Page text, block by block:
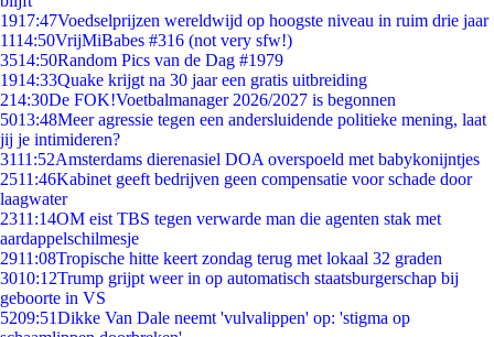
1917:47Voedselprijzen wereldwijd op hoogste niveau in ruim drie jaar
1114:50VrijMiBabes #316 (not very sfw!)
3514:50Random Pics van de Dag #1979
1914:33Quake krijgt na 30 jaar een gratis uitbreiding
214:30De FOK!Voetbalmanager 2026/2027 is begonnen
5013:48Meer agressie tegen een andersluidende politieke mening, laat
jij je intimideren?
3111:52Amsterdams dierenasiel DOA overspoeld met babykonijntjes
2511:46Kabinet geeft bedrijven geen compensatie voor schade door
laagwater
2311:14OM eist TBS tegen verwarde man die agenten stak met
aardappelschilmesje
2911:08Tropische hitte keert zondag terug met lokaal 32 graden
3010:12Trump grijpt weer in op automatisch staatsburgerschap bij
geboorte in VS
5209:51Dikke Van Dale neemt 'vulvalippen' op: 'stigma op